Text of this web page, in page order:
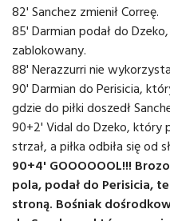
82' Sanchez zmienił Correę.
85' Darmian podał do
zablokowany.
88' Nerazzurri nie
90' Darmian do Perisicia,
gdzie do piłki doszedł
90+2' Vidal do Dzeko, który
strzał, a piłka odbiła się od
90+4' GOOOOOOL!!!
pola, podał do Perisicia,
stroną. Bośniak